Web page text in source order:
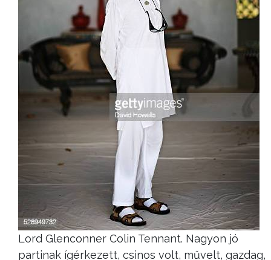
Lord Glenconner Colin Tennant. Nagyon jó
partinak ígérkezett, csinos volt, művelt, gazdag,